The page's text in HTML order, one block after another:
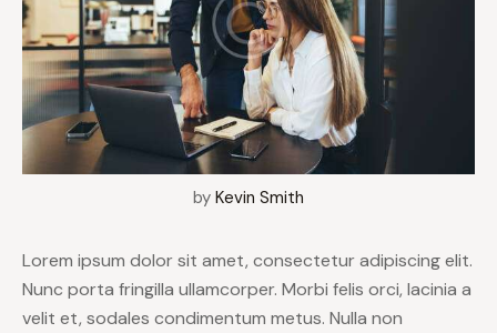
by Kevin Smith
Lorem ipsum dolor sit amet, consectetur adipiscing elit.
Nunc porta fringilla ullamcorper. Morbi felis orci, lacinia a
velit et, sodales condimentum metus. Nulla non